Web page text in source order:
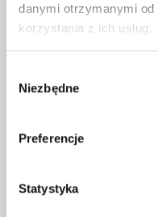
danymi otrzymanymi
korzystania z ich usług.
zgody
Niezbędne
Preferencje
Statystyka